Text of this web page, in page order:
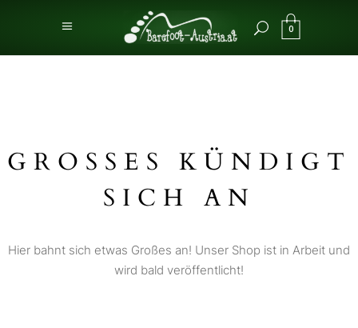
0
GROSSES KÜNDIGT S
ICH AN
Hier bahnt sich etwas Großes an! Unser Shop ist in Arbeit und
wird bald veröffentlicht!